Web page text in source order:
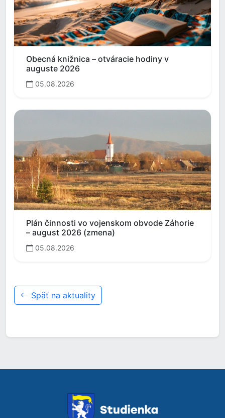
Obecná knižnica – otváracie hodiny v
auguste 2026
05.08.2026
Plán činnosti vo vojenskom obvode Záhorie
– august 2026 (zmena)
05.08.2026
Späť na aktuality